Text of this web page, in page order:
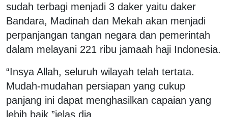
sudah terbagi menjadi 3 daker yaitu daker
Bandara, Madinah dan Mekah akan menjadi
perpanjangan tangan negara dan pemerintah
dalam melayani 221 ribu jamaah haji Indonesia.
“Insya Allah, seluruh wilayah telah tertata.
Mudah-mudahan persiapan yang cukup
panjang ini dapat menghasilkan capaian yang
lebih baik,”jelas dia.